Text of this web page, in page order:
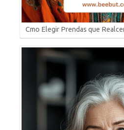
Cmo Elegir Prendas que